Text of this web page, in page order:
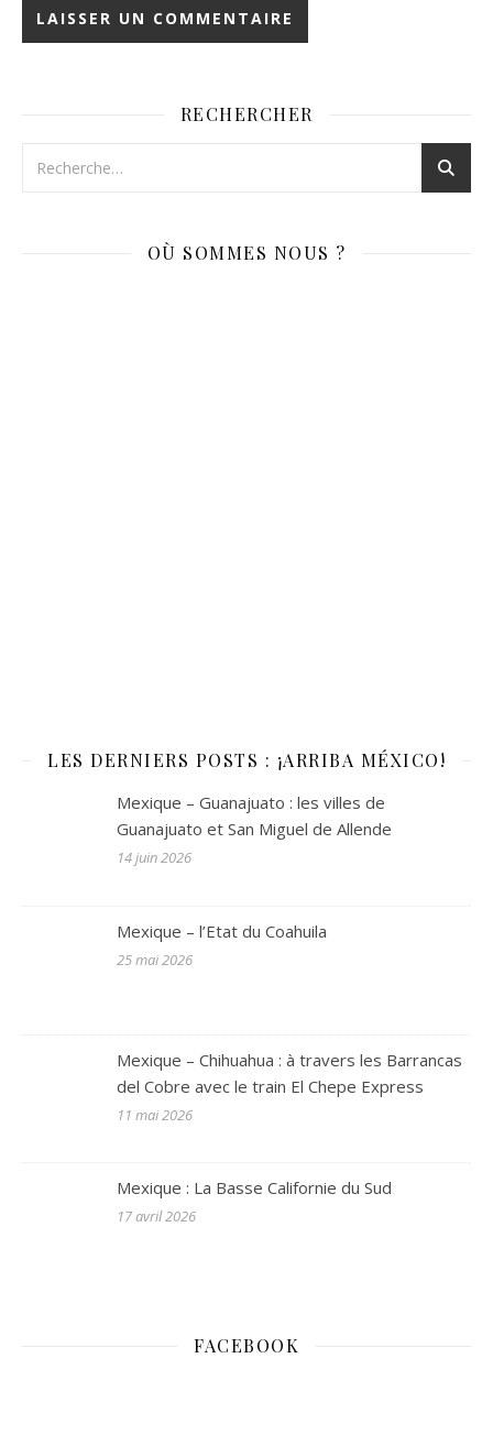
RECHERCHER
OÙ SOMMES NOUS ?
LES DERNIERS POSTS : ¡ARRIBA MÉXICO!
Mexique – Guanajuato : les villes de
Guanajuato et San Miguel de Allende
14 juin 2026
Mexique – l’Etat du Coahuila
25 mai 2026
Mexique – Chihuahua : à travers les Barrancas
del Cobre avec le train El Chepe Express
11 mai 2026
Mexique : La Basse Californie du Sud
17 avril 2026
FACEBOOK